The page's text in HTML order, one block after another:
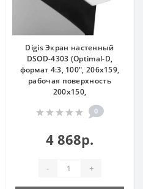
Digis Экран настенный
DSOD-4303 (Optimal-D,
формат 4:3, 100", 206x159,
рабочая поверхность
200x150,
0
4 868р.
- +